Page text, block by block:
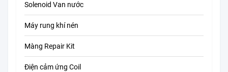
Solenoid Van nước
Máy rung khí nén
Màng Repair Kit
Điện cảm ứng Coil